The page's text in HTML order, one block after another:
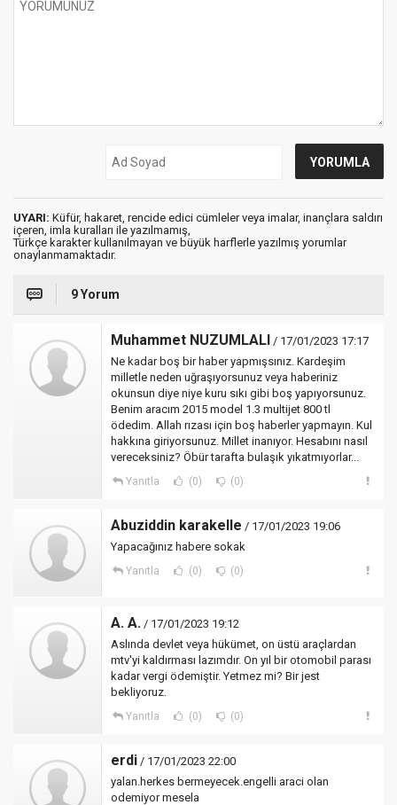
UYARI: Küfür, hakaret, rencide edici cümleler veya imalar, inançlara saldırı
içeren, imla kuralları ile yazılmamış,
Türkçe karakter kullanılmayan ve büyük harflerle yazılmış yorumlar
onaylanmamaktadır.
9 Yorum
Muhammet NUZUMLALI / 17/01/2023 17:17
Ne kadar boş bir haber yapmışsınız. Kardeşim
milletle neden uğraşıyorsunuz veya haberiniz
okunsun diye niye kuru sıkı gibi boş yapıyorsunuz.
Benim aracım 2015 model 1.3 multijet 800 tl
ödedim. Allah rızası için boş haberler yapmayın. Kul
hakkına giriyorsunuz. Millet inanıyor. Hesabını nasıl
vereceksiniz? Öbür tarafta bulaşık yıkatmıyorlar...
Yanıtla (0) (0)
Abuziddin karakelle / 17/01/2023 19:06
Yapacağınız habere sokak
Yanıtla (0) (0)
A. A. / 17/01/2023 19:12
Aslında devlet veya hükümet, on üstü araçlardan
mtv'yi kaldırması lazımdır. On yıl bir otomobil parası
kadar vergi ödemiştir. Yetmez mi? Bir jest
bekliyoruz.
Yanıtla (0) (0)
erdi / 17/01/2023 22:00
yalan.herkes bermeyecek.engelli araci olan
odemiyor mesela